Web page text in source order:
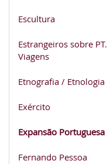
Escultura
Estrangeiros sobre PT.
Viagens
Etnografia / Etnologia
Exército
Expansão Portuguesa
Fernando Pessoa